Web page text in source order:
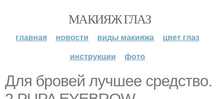
МАКИЯЖ ГЛАЗ
главная новости виды макияжа
цвет глаз
инструкции
фото
Для бровей лучшее средство.